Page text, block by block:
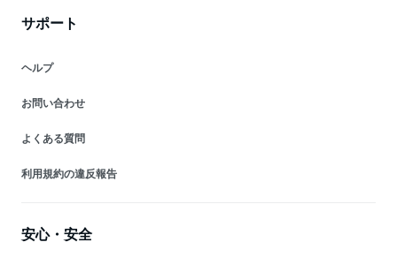
サポート
ヘルプ
お問い合わせ
よくある質問
利用規約の違反報告
安心・安全